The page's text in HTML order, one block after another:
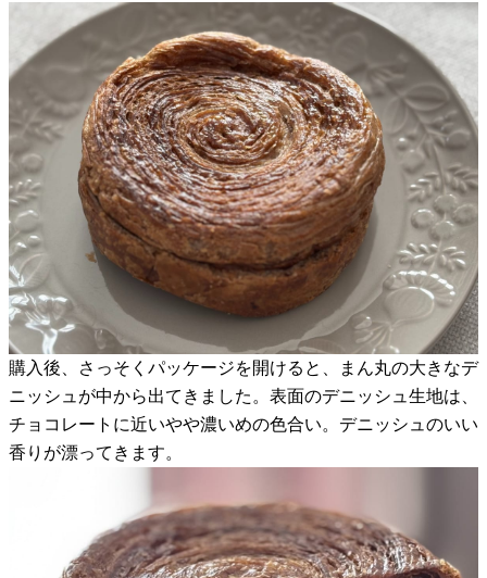
購入後、さっそくパッケージを開けると、まん丸の大きなデ
ニッシュが中から出てきました。表面のデニッシュ生地は、
チョコレートに近いやや濃いめの色合い。デニッシュのいい
香りが漂ってきます。